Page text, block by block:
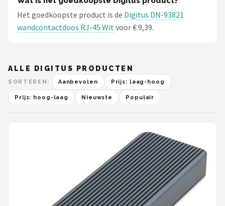
Het goedkoopste product is de Digitus DN-93821
wandcontactdoos RJ-45 Witvoor € 9,39.
ALLE DIGITUS PRODUCTEN
SORTEREN: Aanbevolen Prijs: laag-hoog
Prijs: hoog-laag Nieuwste Populair